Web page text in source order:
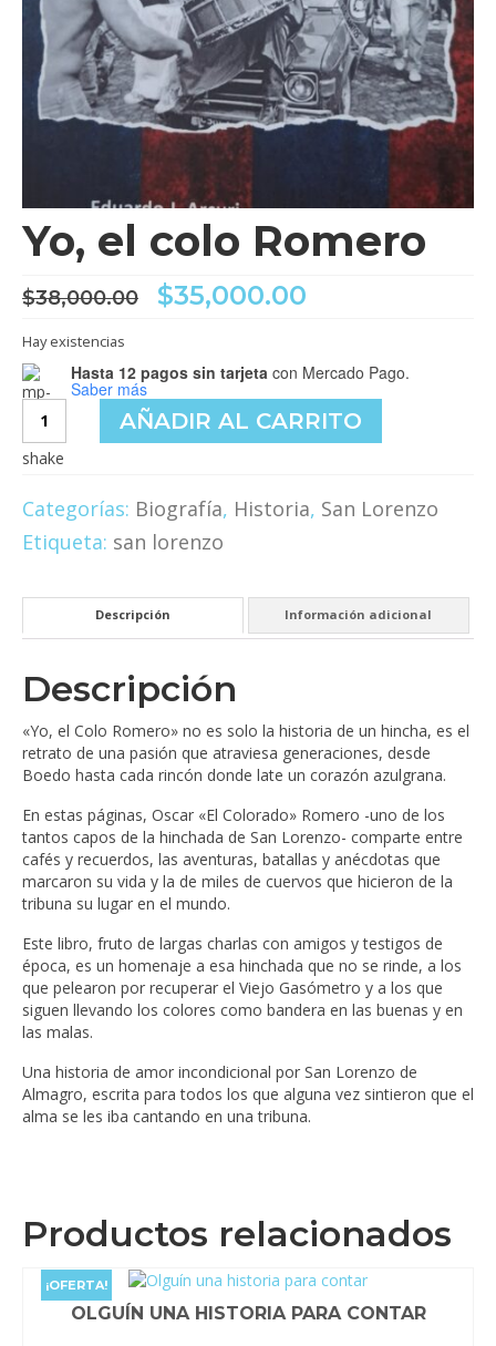
Yo, el colo Romero
$38,000.00 El
precio
era:
$38,000.00.
$35,000.00
es:
$35,000.00.
Hay existencias
Hasta 12 pagos sin tarjeta con Mercado Pago.
Saber más
colo
cantidad
AÑADIR AL CARRITO
Categorías: Biografía, Historia, San Lorenzo
Etiqueta: san lorenzo
Descripción Información adicional
Descripción
«Yo, el Colo Romero» no es solo la historia de un hincha, es el
retrato de una pasión que atraviesa generaciones, desde
Boedo hasta cada rincón donde late un corazón azulgrana.
En estas páginas, Oscar «El Colorado» Romero -uno de los
tantos capos de la hinchada de San Lorenzo- comparte entre
cafés y recuerdos, las aventuras, batallas y anécdotas que
marcaron su vida y la de miles de cuervos que hicieron de la
tribuna su lugar en el mundo.
Este libro, fruto de largas charlas con amigos y testigos de
época, es un homenaje a esa hinchada que no se rinde, a los
que pelearon por recuperar el Viejo Gasómetro y a los que
siguen llevando los colores como bandera en las buenas y en
las malas.
Una historia de amor incondicional por San Lorenzo de
Almagro, escrita para todos los que alguna vez sintieron que el
alma se les iba cantando en una tribuna.
Productos relacionados
¡OFERTA!
OLGUÍN UNA HISTORIA PARA CONTAR